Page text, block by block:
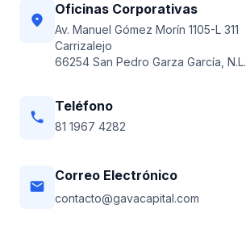
location_on
Oficinas Corporativas
Av. Manuel Gómez Morín 1105-L 311
Carrizalejo
66254 San Pedro Garza García, N.L.
phone
Teléfono
81 1967 4282
email
Correo Electrónico
contacto@gavacapital.com